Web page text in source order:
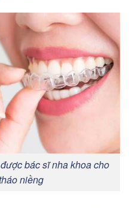
bác sĩ nha khoa cho
niềng